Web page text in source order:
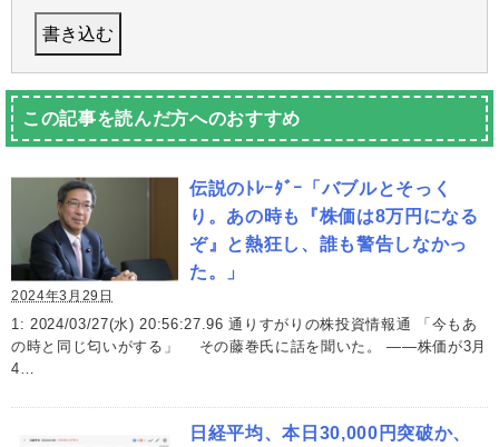
この記事を読んだ方へのおすすめ
伝説のﾄﾚｰﾀﾞｰ「バブルとそっく
り。あの時も『株価は8万円になる
ぞ』と熱狂し、誰も警告しなかっ
た。」
2024年3月29日
1: 2024/03/27(水) 20:56:27.96 通りすがりの株投資情報通 「今もあ
の時と同じ匂いがする」 その藤巻氏に話を聞いた。 ――株価が3月
4…
日経平均、本日30,000円突破か、